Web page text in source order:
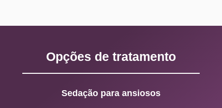
Opções de tratamento
Sedação para ansiosos